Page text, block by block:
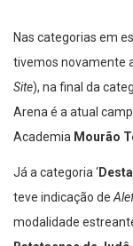
Nas categorias em
tivemos novamente
Site), na final da
Arena é a atual
Academia Mourão
Já a categoria ‘
teve indicação de
modalidade